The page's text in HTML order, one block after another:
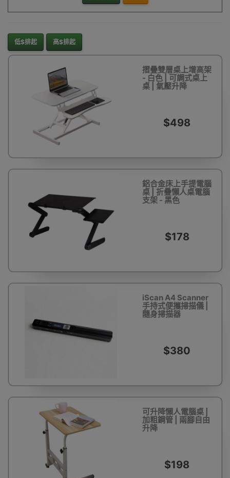
低$排起 高$排起
摺曡雙層桌上增高架
- 白色 | 可調式桌上
桌 | 氣壓升降
$498
鋁合金床上手提電腦
桌 | 折疊懶人桌電腦
支架 - 黑色
$178
iScan A4 Scanner
手持式便攜掃描儀 |
隨身掃描器
$380
可升降懶人電腦桌 |
加粗鋼管 | 兩腳自由
升降
$198